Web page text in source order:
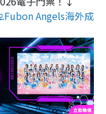
Angels海外成